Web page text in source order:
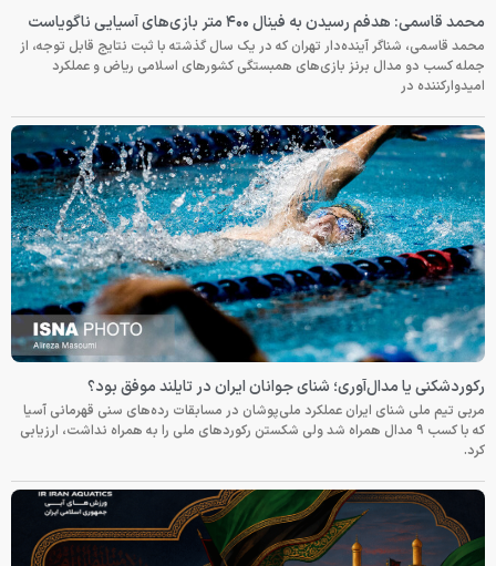
محمد قاسمی: هدفم رسیدن به فینال ۴۰۰ متر بازی‌های آسیایی ناگویاست
محمد قاسمی، شناگر آینده‌دار تهران که در یک سال گذشته با ثبت نتایج قابل توجه، از
جمله کسب دو مدال برنز بازی‌های همبستگی کشورهای اسلامی ریاض و عملکرد
امیدوارکننده در
رکوردشکنی یا مدال‌آوری؛ شنای جوانان ایران در تایلند موفق بود؟
مربی تیم ملی شنای ایران عملکرد ملی‌پوشان در مسابقات رده‌های سنی قهرمانی آسیا
که با کسب ۹ مدال همراه شد ولی شکستن رکوردهای ملی را به همراه نداشت، ارزیابی
کرد.